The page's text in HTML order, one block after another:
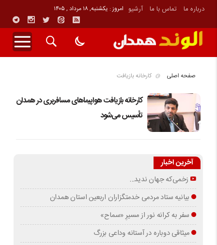
درباره ما تماس با ما آرشیو امروز : یکشنبه, ۱۸ مرداد , ۱۴۰۵
صفحه اصلی کارخانه بازیافت
کارخانه بازیافت هواپیماهای مسافربری در همدان
تأسیس می‌شود
آخرین اخبار
زخمی‌که جهان ندید…
بیانیه ستاد مردمی خدمتگزاران اربعین استان همدان
سفر به کرانه‌ نور از مسیرِ «سماح»
میثاقی دوباره در آستانه‌ وداعی بزرگ